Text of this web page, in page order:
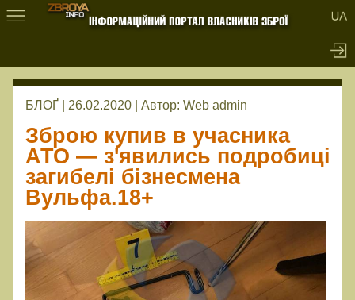
БЛОҐ | 26.02.2020 | Автор: Web admin
Зброю купив в учасника
АТО — з'явились подробиці
загибелі бізнесмена
Вульфа.18+